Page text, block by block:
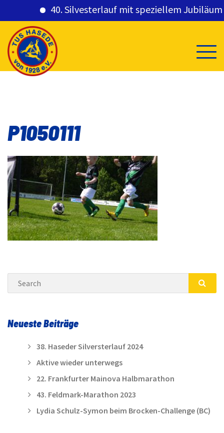
40. Silvesterlauf mit speziellem
content
P1050111
Search
Neueste Beiträge
38. Haseder Silversterlauf 2024
Aktive wieder unterwegs
22. Frankfurter Mainova Halbmarathon
43. Feldmark-Marathon 2023
Lydia Schulz-Symon beim Brocken-Challenge (BC)